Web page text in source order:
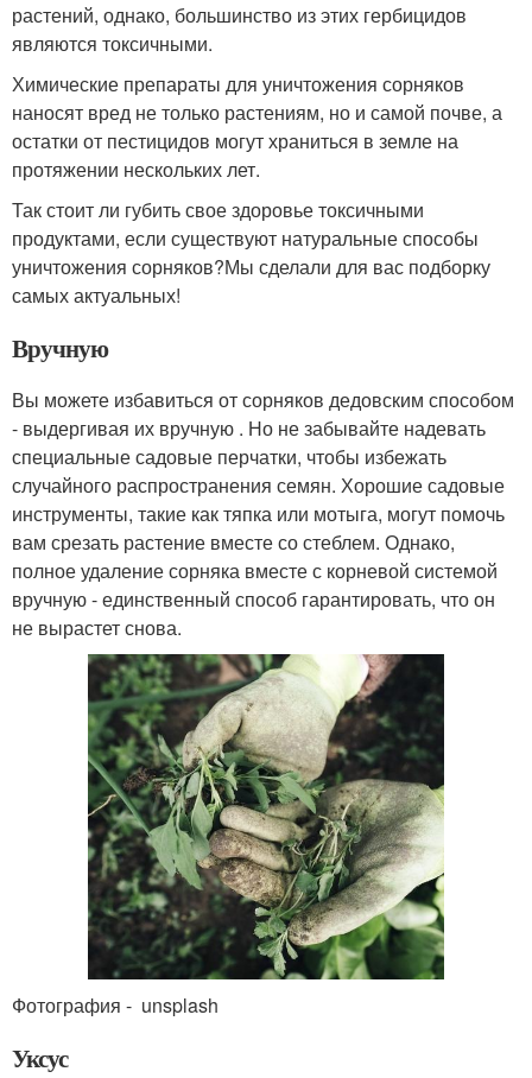
растений, однако, большинство из этих гербицидов
являются токсичными.
Химические препараты для уничтожения сорняков
наносят вред не только растениям, но и самой почве, а
остатки от пестицидов могут храниться в земле на
протяжении нескольких лет.
Так стоит ли губить свое здоровье токсичными
продуктами, если существуют натуральные способы
уничтожения сорняков?Мы сделали для вас подборку
самых актуальных!
Вручную
Вы можете избавиться от сорняков дедовским способом
- выдергивая их вручную . Но не забывайте надевать
специальные садовые перчатки, чтобы избежать
случайного распространения семян. Хорошие садовые
инструменты, такие как тяпка или мотыга, могут помочь
вам срезать растение вместе со стеблем. Однако,
полное удаление сорняка вместе с корневой системой
вручную - единственный способ гарантировать, что он
не вырастет снова.
Фотография - unsplash
Уксус